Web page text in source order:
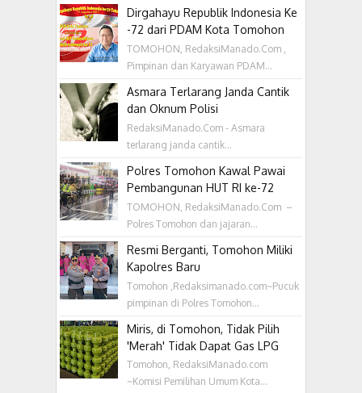
Dirgahayu Republik Indonesia Ke
-72 dari PDAM Kota Tomohon
TOMOHON, RedaksiManado.Com ,
Pimpinan dan Karyawan PDAM...
Asmara Terlarang Janda Cantik
dan Oknum Polisi
RedaksiManado.Com - Asmara
terlarang janda cantik...
Polres Tomohon Kawal Pawai
Pembangunan HUT RI ke-72
TOMOHON, RedaksiManado.Com –
Polres Tomohon dan jajaran...
Resmi Berganti, Tomohon Miliki
Kapolres Baru
Tomohon ,Redaksimanado.com~Pucuk
pimpinan di Polres Tomohon...
Miris, di Tomohon, Tidak Pilih
'Merah' Tidak Dapat Gas LPG
Tomohon, RedaksiManado.com
~Komisi Pemilihan Umum Kota...